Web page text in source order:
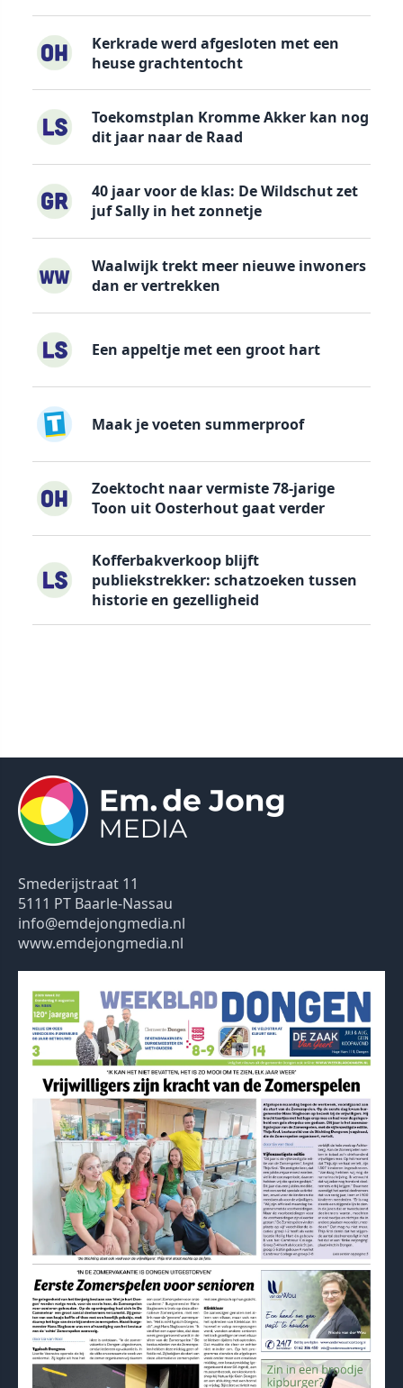
Kerkrade werd afgesloten met een
heuse grachtentocht
Toekomstplan Kromme Akker kan nog
dit jaar naar de Raad
40 jaar voor de klas: De Wildschut zet
juf Sally in het zonnetje
Waalwijk trekt meer nieuwe inwoners
dan er vertrekken
Een appeltje met een groot hart
Maak je voeten summerproof
Zoektocht naar vermiste 78-jarige
Toon uit Oosterhout gaat verder
Kofferbakverkoop blijft
publiekstrekker: schatzoeken tussen
historie en gezelligheid
Smederijstraat 11
5111 PT Baarle-Nassau
info@emdejongmedia.nl
www.emdejongmedia.nl